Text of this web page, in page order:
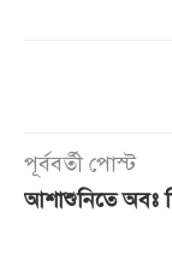
পূর্ববর্তী পোস্ট
আশাশুনিতে অবঃ